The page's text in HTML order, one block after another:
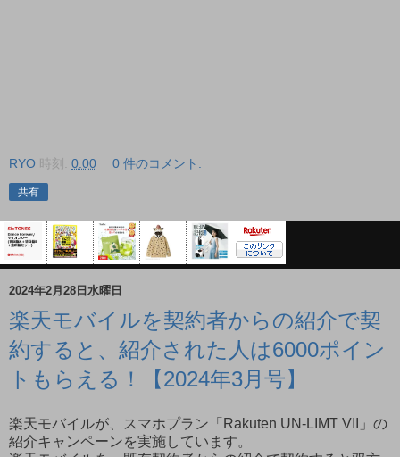
RYO 時刻: 0:00 0 件のコメント:
共有
2024年2月28日水曜日
楽天モバイルを契約者からの紹介で契
約すると、紹介された人は6000ポイン
トもらえる！【2024年3月号】
楽天モバイルが、スマホプラン「Rakuten UN-LIMT VII」の
紹介キャンペーンを実施しています。